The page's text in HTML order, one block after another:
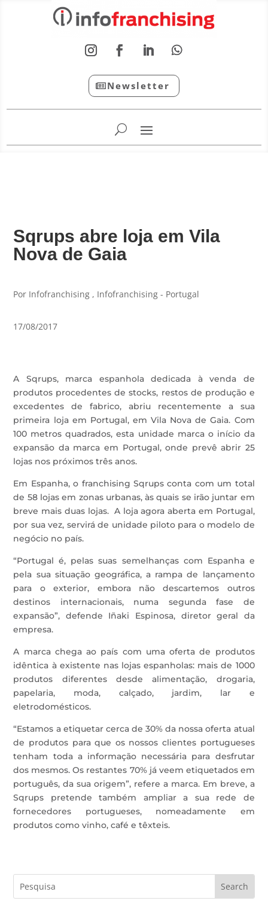
Newsletter
Sqrups abre loja em Vila
Nova de Gaia
Por Infofranchising , Infofranchising - Portugal
17/08/2017
A Sqrups, marca espanhola dedicada à venda de
produtos procedentes de stocks, restos de produção e
excedentes de fabrico, abriu recentemente a sua
primeira loja em Portugal, em Vila Nova de Gaia. Com
100 metros quadrados, esta unidade marca o início da
expansão da marca em Portugal, onde prevê abrir 25
lojas nos próximos três anos.
Em Espanha, o franchising Sqrups conta com um total
de 58 lojas em zonas urbanas, às quais se irão juntar em
breve mais duas lojas. A loja agora aberta em Portugal,
por sua vez, servirá de unidade piloto para o modelo de
negócio no país.
“Portugal é, pelas suas semelhanças com Espanha e
pela sua situação geográfica, a rampa de lançamento
para o exterior, embora não descartemos outros
destinos internacionais, numa segunda fase de
expansão”, defende Iñaki Espinosa, diretor geral da
empresa.
A marca chega ao país com uma oferta de produtos
idêntica à existente nas lojas espanholas: mais de 1000
produtos diferentes desde alimentação, drogaria,
papelaria, moda, calçado, jardim, lar e
eletrodomésticos.
“Estamos a etiquetar cerca de 30% da nossa oferta atual
de produtos para que os nossos clientes portugueses
tenham toda a informação necessária para desfrutar
dos mesmos. Os restantes 70% já veem etiquetados em
português, da sua origem”, refere a marca. Em breve, a
Sqrups pretende também ampliar a sua rede de
fornecedores portugueses, nomeadamente em
produtos como vinho, café e têxteis.